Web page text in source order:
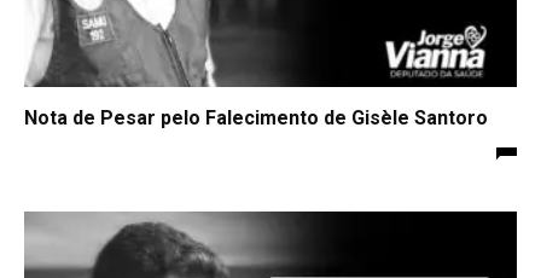
Nota de Pesar pelo Falecimento de Gisèle Santoro